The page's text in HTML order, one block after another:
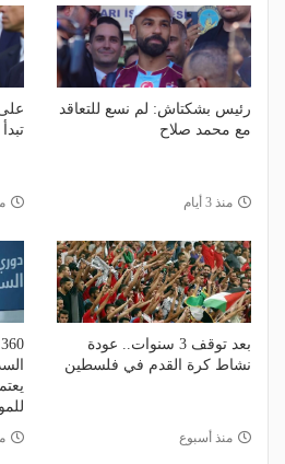
رئيس بشكتاش: لم نسع للتعاقد
مع محمد صلاح
منذ 3 أيام
بعد توقف 3 سنوات.. عودة
نشاط كرة القدم في فلسطين
منذ أسبوع